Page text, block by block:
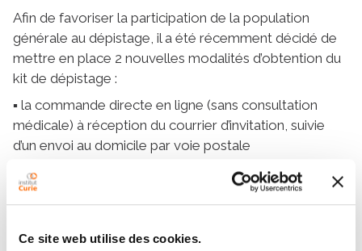
Ce site web utilise des cookies.
Afin de favoriser la participation de la population
générale au dépistage, il a été récemment décidé de
mettre en place 2 nouvelles modalités d’obtention du
kit de dépistage :
▪ la commande directe en ligne (sans consultation
médicale) à réception du courrier d’invitation, suivie
d’un envoi au domicile par voie postale
▪ la délivrance par les pharmaciens. Cette modalité
devrait se mettre en place dans le courant de l’année
Dans tous les cas, un tutoriel expliquant le mode